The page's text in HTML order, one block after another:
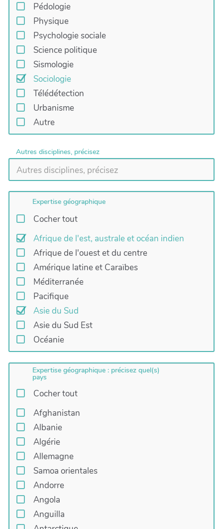
Pédologie
Physique
Psychologie sociale
Science politique
Sismologie
Sociologie
Télédétection
Urbanisme
Autre
Autres disciplines, précisez
Expertise géographique
Cocher tout
Afrique de l'est, australe et océan indien
Afrique de l'ouest et du centre
Amérique latine et Caraïbes
Méditerranée
Pacifique
Asie du Sud
Asie du Sud Est
Océanie
Expertise géographique : précisez quel(s)
pays
Cocher tout
Afghanistan
Albanie
Algérie
Allemagne
Samoa orientales
Andorre
Angola
Anguilla